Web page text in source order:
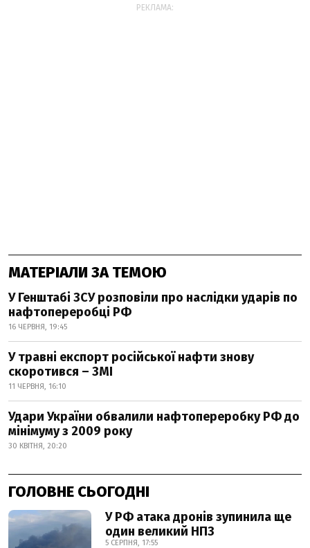
РЕКЛАМА:
МАТЕРІАЛИ ЗА ТЕМОЮ
У Генштабі ЗСУ розповіли про наслідки ударів по
нафтопереробці РФ
16 ЧЕРВНЯ, 19:45
У травні експорт російської нафти знову
скоротився – ЗМІ
11 ЧЕРВНЯ, 16:10
Удари України обвалили нафтопереробку РФ до
мінімуму з 2009 року
30 КВІТНЯ, 20:20
ГОЛОВНЕ СЬОГОДНІ
У РФ атака дронів зупинила ще
один великий НПЗ
5 СЕРПНЯ, 17:55